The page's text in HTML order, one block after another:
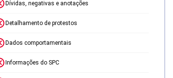
Dívidas, negativas e anotações
Detalhamento de protestos
Dados comportamentais
Informações do SPC